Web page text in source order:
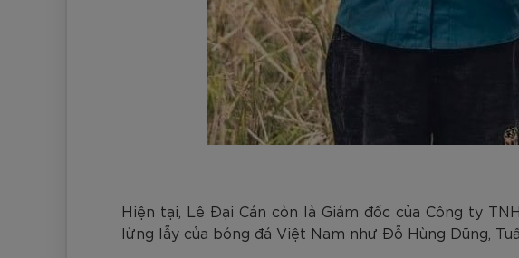
Hiện tại, Lê Đại Cán còn là Giám đốc của Công ty
lừng lẫy của bóng đá Việt Nam như Đỗ Hùng Dũng,